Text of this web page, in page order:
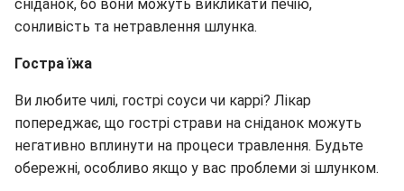
сніданок, бо вони можуть викликати печію,
сонливість та нетравлення шлунка.
Гостра їжа
Ви любите чилі, гострі соуси чи каррі? Лікар
попереджає, що гострі страви на сніданок можуть
негативно вплинути на процеси травлення. Будьте
обережні, особливо якщо у вас проблеми зі шлунком.